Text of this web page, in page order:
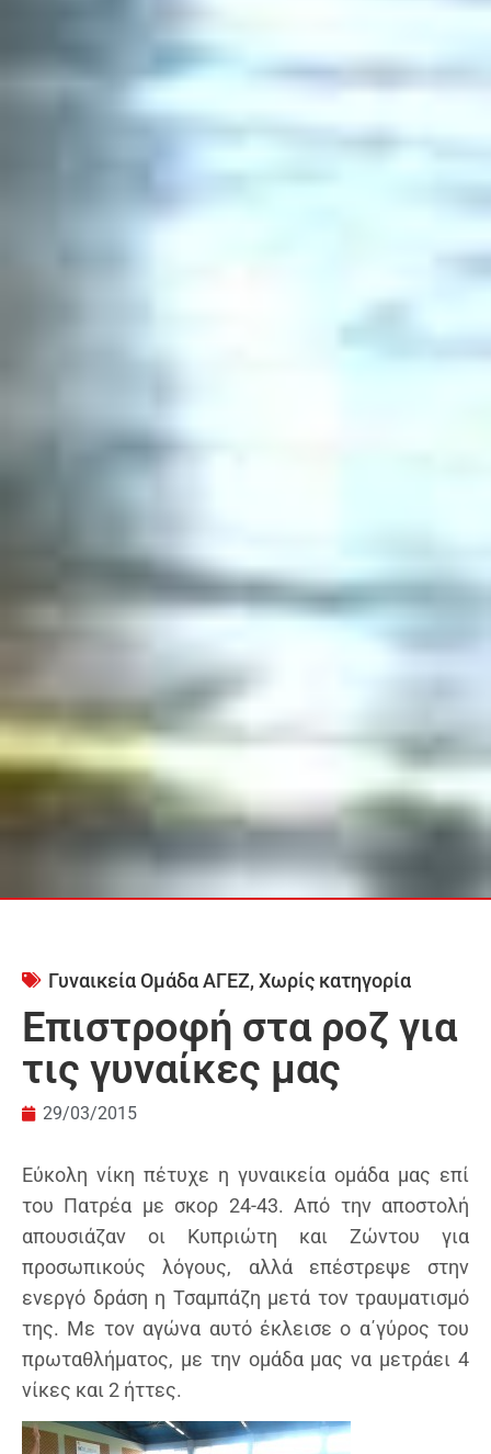
Γυναικεία Ομάδα ΑΓΕΖ, Χωρίς κατηγορία
Επιστροφή στα ροζ για
τις γυναίκες μας
29/03/2015
Εύκολη νίκη πέτυχε η γυναικεία ομάδα μας επί
του Πατρέα με σκορ 24-43. Από την αποστολή
απουσιάζαν οι Κυπριώτη και Ζώντου για
προσωπικούς λόγους, αλλά επέστρεψε στην
ενεργό δράση η Τσαμπάζη μετά τον τραυματισμό
της. Με τον αγώνα αυτό έκλεισε ο α΄γύρος του
πρωταθλήματος, με την ομάδα μας να μετράει 4
νίκες και 2 ήττες.